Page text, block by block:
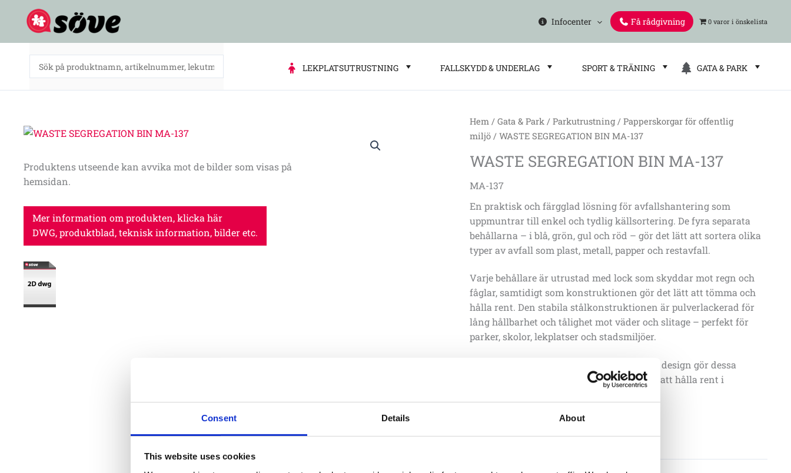
Consent Details About
This website uses cookies
innehåll
Infocenter Få rådgivning 0 varor
LEKPLATSUTRUSTNING FALLSKYDD & UNDERLAG SPORT & TRÄNING GATA & PARK
Hem /Gata & Park /Parkutrustning /Papperskorgar för offentlig
miljö / WASTE SEGREGATION BIN MA-137
WASTE SEGREGATION BIN MA-137
MA-137
En praktisk och färgglad lösning för avfallshantering som
uppmuntrar till enkel och tydlig källsortering. De fyra separata
behållarna – i blå, grön, gul och röd – gör det lätt att sortera olika
typer av avfall som plast, metall, papper och restavfall.
Varje behållare är utrustad med lock som skyddar mot regn och
fåglar, samtidigt som konstruktionen gör det lätt att tömma och
hålla rent. Den stabila stålkonstruktionen är pulverlackerad för
lång hållbarhet och tålighet mot väder och slitage – perfekt för
parker, skolor, lekplatser och stadsmiljöer.
Med sin tydliga färgkodning och moderna design gör dessa
papperskorgar det både enkelt och trevligt att hålla rent i
WASTE
BIN
137
mängd
Lägg till i offertförfrågan
Produktens utseende kan avvika mot de bilder som visas på
hemsidan.
Mer information om produkten, klicka här
DWG, produktblad, teknisk information, bilder etc.